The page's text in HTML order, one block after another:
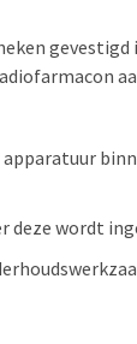
gevestigd
deze wordt